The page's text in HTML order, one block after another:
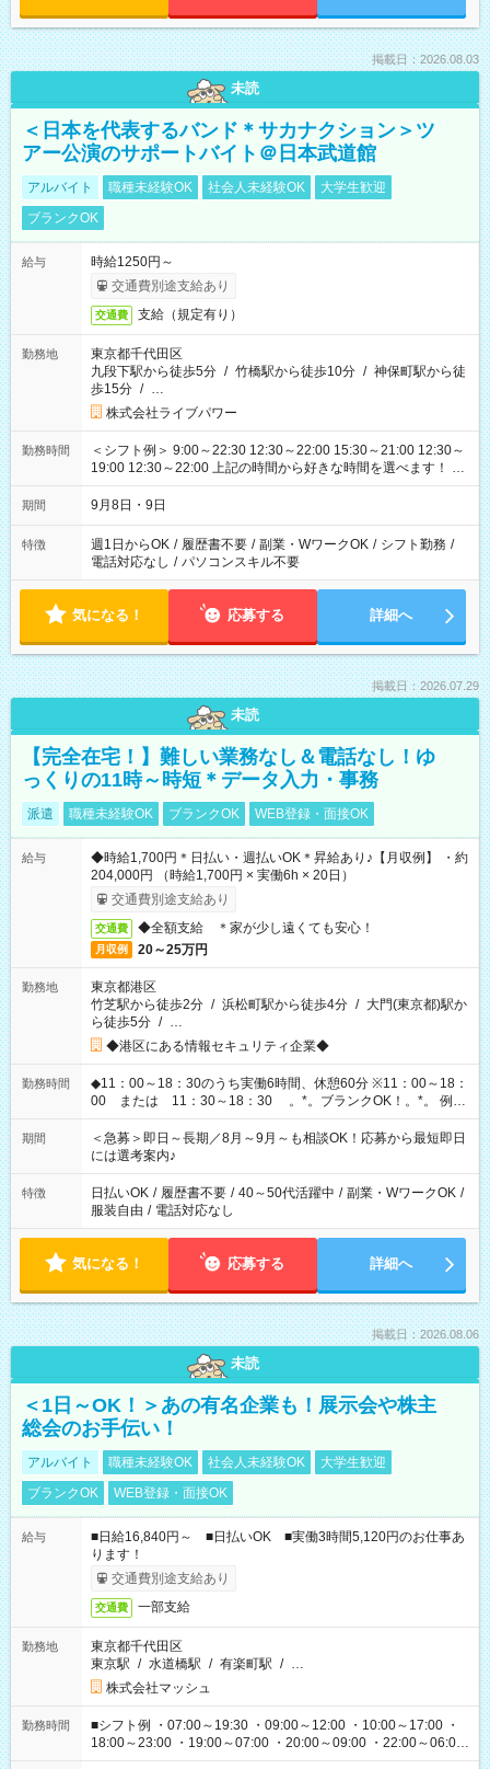
掲載日：2026.08.03
未読
＜日本を代表するバンド＊サカナクション＞ツ
アー公演のサポートバイト＠日本武道館
アルバイト 職種未経験OK 社会人未経験OK
大学生歓迎
ブランクOK
給与
時給1250円～
交通費別途支給あり
交通費 支給（規定有り）
勤務地
東京都千代田区
九段下駅から徒歩5分 / 竹橋駅から徒歩10分 / 神保町駅から徒
歩15分 / …
株式会社ライブパワー
勤務時間
＜シフト例＞ 9:00～22:30 12:30～22:00 15:30～21:00 12:30～
19:00 12:30～22:00 上記の時間から好きな時間を選べます！ ※
時間は変更となる可能性があります
期間 9月8日・9日
特徴 週1日からOK / 履歴書不要 / 副業・WワークOK / シフト勤務 /
電話対応なし / パソコンスキル不要
気になる！ 応募する 詳細へ
掲載日：2026.07.29
未読
【完全在宅！】難しい業務なし＆電話なし！ゆ
っくりの11時～時短＊データ入力・事務
派遣 職種未経験OK ブランクOK WEB登録・面接OK
給与
◆時給1,700円＊日払い・週払いOK＊昇給あり♪【月収例】 ・約
204,000円 （時給1,700円 × 実働6h × 20日）
交通費別途支給あり
交通費 ◆全額支給 ＊家が少し遠くても安心！
月収例 20～25万円
勤務地
東京都港区
竹芝駅から徒歩2分 / 浜松町駅から徒歩4分 / 大門(東京都)駅か
ら徒歩5分 / …
◆港区にある情報セキュリティ企業◆
勤務時間
◆11：00～18：30のうち実働6時間、休憩60分 ※11：00～18：
00 または 11：30～18：30 。*。ブランクOK！。*。 例え
ば前職が、 在宅/財団法人/事務/コールセンター/受付/販売/カフェ
スタッフ スイーツ販売/ホテルフロント/化粧品販売/など 様々な
業界から入社して活躍されています♪
期間
＜急募＞即日～長期／8月～9月～も相談OK！応募から最短即日
には選考案内♪
特徴 日払いOK / 履歴書不要 / 40～50代活躍中 / 副業・WワークOK /
服装自由 / 電話対応なし
気になる！ 応募する 詳細へ
掲載日：2026.08.06
未読
＜1日～OK！＞あの有名企業も！展示会や株主
総会のお手伝い！
アルバイト 職種未経験OK 社会人未経験OK
大学生歓迎
ブランクOK
WEB登録・面接OK
給与
■日給16,840円～ ■日払いOK ■実働3時間5,120円のお仕事あ
ります！
交通費別途支給あり
交通費 一部支給
勤務地
東京都千代田区
東京駅 / 水道橋駅 / 有楽町駅 / …
株式会社マッシュ
勤務時間
■シフト例 ・07:00～19:30 ・09:00～12:00 ・10:00～17:00 ・
18:00～23:00 ・19:00～07:00 ・20:00～09:00 ・22:00～06:00
etc ★最短で3時間で5,120円のお仕事から 15時間で2万円近く稼